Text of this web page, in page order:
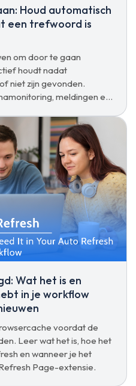
Houd automatisch
een trefwoord is
om door te gaan
houdt nadat
niet zijn gevonden.
meldingen en
Wat het is en
in je workflow
voordat de
Leer wat het is, hoe het
en wanneer je het
Page-extensie.